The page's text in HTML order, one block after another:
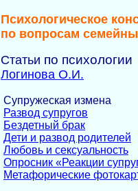
Психологическое
по вопросам
Статьи по психологии
Логинова О.И.
Супружеская измена
Развод супругов
Бездетный брак
Дети и развод родителей
Любовь и сексуальность
Опросник «Реакции
Метафорические